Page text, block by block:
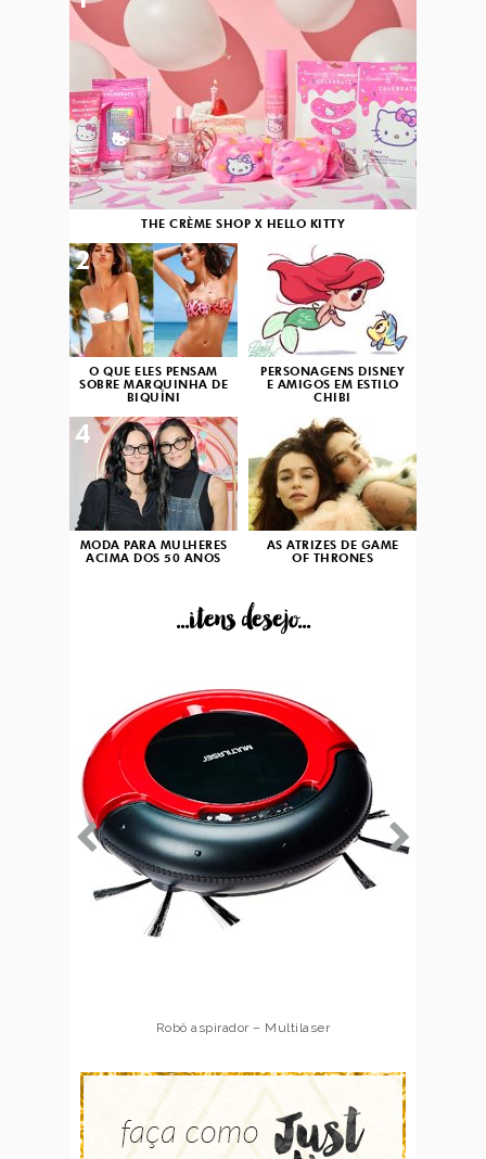
THE CRÈME SHOP X HELLO KITTY
O QUE ELES PENSAM
SOBRE MARQUINHA DE
BIQUÍNI
2
PERSONAGENS DISNEY
E AMIGOS EM ESTILO
CHIBI
3
MODA PARA MULHERES
ACIMA DOS 50 ANOS
4
AS ATRIZES DE GAME
OF THRONES
...itens desejo...
Robô aspirador – Multilaser